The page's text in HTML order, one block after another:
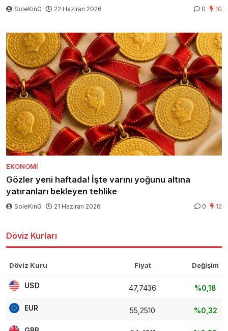
SoleKinG 22 Haziran 2026 0 10
EKONOMI
Gözler yeni haftada! İşte varını yoğunu altına
yatıranları bekleyen tehlike
SoleKinG 21 Haziran 2026 0 12
Döviz Kurları
Döviz Kuru Fiyat Değişim
USD 47,7436 %0,18
EUR 55,2510 %0,32